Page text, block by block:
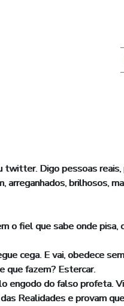
Digo pessoas
brilhosos,
fiel que sabe onde pisa,
cega. E vai, obedece
que fazem? Estercar.
engodo do falso profeta.
Realidades e provam